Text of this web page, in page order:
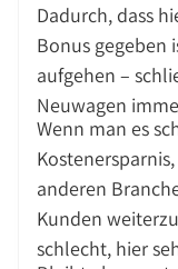
Dadurch, dass
Bonus gegeben
aufgehen –
Neuwagen
Wenn man es
anderen
Kunden
schlecht, hier